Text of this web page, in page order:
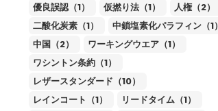
優良誤認（1）
仮撚り法（1）
人権（2）
二酸化炭素（1）
中鎖塩素化パラフィン（1）
中国（2）
ワーキングウエア（1）
ワシントン条約（1）
レザースタンダード（10）
レインコート（1）
リードタイム（1）